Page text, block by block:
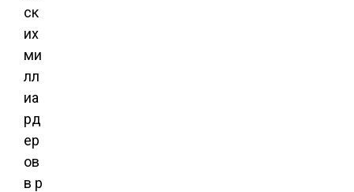
ск
их
ми
лл
иа
рд
ер
ов
в р